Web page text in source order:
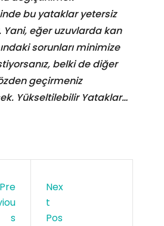
bu yataklar yetersiz
Yani, eğer uzuvlarda kan
sorunları minimize
belki de diğer
geçirmeniz
Yükseltilebilir Yataklar…
Pre
S
Nex
T
Pos